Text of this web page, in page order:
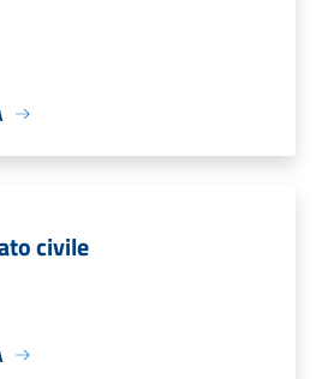
civile